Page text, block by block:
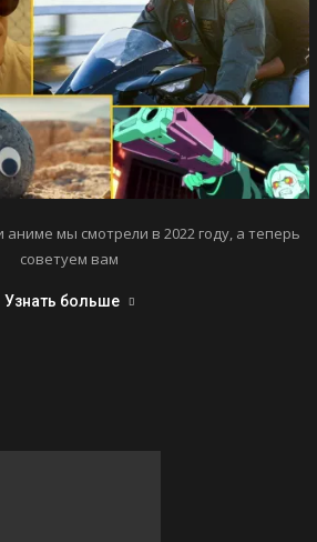
мы смотрели в 2022 году, а теперь
советуем вам
Узнать больше